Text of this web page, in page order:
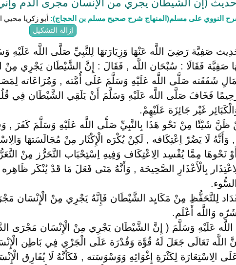
النووي على مسلم(المنهاج شرح صحيح مسلم بن الحجاج): أبو زكريا محيي
إزالة التشكيل
صَفِيَّة رَضِيَ اللَّه عَنْهَا وَزِيَارَتهَا لِلنَّبِيِّ صَلَّى اللَّه عَلَيْهِ
صَفِيَّة فَقَالَا : سُبْحَان اللَّه , فَقَالَ : إِنَّ الشَّيْطَان يَجْرِي مِنْ
شَفَقَته صَلَّى اللَّه عَلَيْهِ وَسَلَّمَ عَلَى أُمَّته , وَمُرَاعَاته
فَخَافَ صَلَّى اللَّه عَلَيْهِ وَسَلَّمَ أَنْ يَلَقِي الشَّيْطَان فِي
غَيْر جَائِزَة عَلَيْهِمْ.
ظَنَّ شَيْئًا مِنْ نَحْو هَذَا بِالنَّبِيِّ صَلَّى اللَّه عَلَيْهِ وَسَلَّمَ كَفَرَ ,
, وَأَنَّهُ لَا يَضُرّ اِعْتِكَافه , لَكِنْ يُكْرَه الْإِكْثَار مِنْ مُجَالَسَتهَا
أَوْ نَحْوهَا مِمَّا يُفْسِد الِاعْتِكَاف وَفِيهِ اِسْتِحْبَاب التَّحَرُّز مِنْ
بِالْأَعْذَارِ الصَّحِيحَة , وَأَنَّهُ مَتَى فَعَلَ مَا قَدْ يُنْكَر
لِلتَّحَفُّظِ مِنْ مَكَايِد الشَّيْطَان فَإِنَّهُ يَجْرِي مِنْ الْإِنْسَان
وَاللَّه أَعْلَم.
اللَّه عَلَيْهِ وَسَلَّمَ ( إِنَّ الشَّيْطَان يَجْرِي مِنْ الْإِنْسَان مَجْرَى
اللَّه تَعَالَى جَعَلَ لَهُ قُوَّة وَقُدْرَة عَلَى الْجَرْي فِي بَاطِن
الِاسْتِعَارَة لِكَثْرَةِ إِغْوَائِهِ وَوَسْوَسَته , فَكَأَنَّهُ لَا يُفَارِق